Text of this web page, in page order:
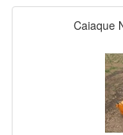
Caiaque